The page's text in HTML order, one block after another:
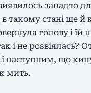
занадто
такому стані ще й
голову і
і не
наступним, що
мить.